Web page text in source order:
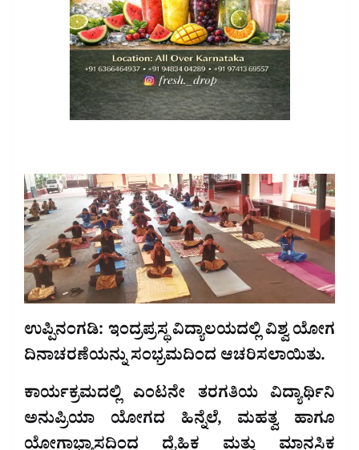
ಉಪ್ಪಿನಂಗಡಿ: ಇಂದ್ರಪ್ರಸ್ಥ ವಿದ್ಯಾಲಯದಲ್ಲಿ ವಿಶ್ವ ಯೋಗ
ದಿನಾಚರಣೆಯನ್ನು ಸಂಭ್ರಮದಿಂದ ಆಚರಿಸಲಾಯಿತು.
ಕಾರ್ಯಕ್ರಮದಲ್ಲಿ ಎಂಟನೇ ತರಗತಿಯ ವಿದ್ಯಾರ್ಥಿನಿ
ಅನುಪ್ರಿಯಾ ಯೋಗದ ಹಿನ್ನೆಲೆ, ಮಹತ್ವ ಹಾಗೂ